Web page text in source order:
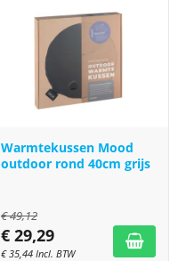
Warmtekussen Mood
outdoor rond 40cm grijs
€49,12
€ 29,29
€35,44 Incl. BTW